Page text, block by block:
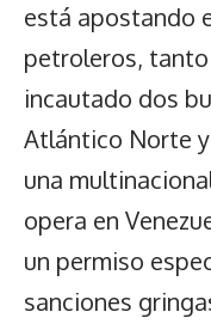
está apostando
petroleros,
incautado dos
Atlántico Norte
una
opera en
un permiso
sanciones